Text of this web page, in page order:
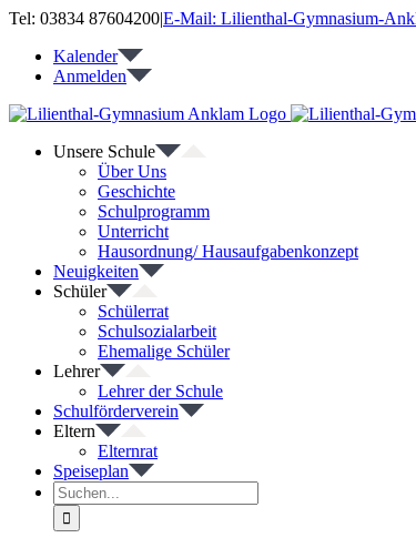
Zum
springen
Tel: 03834 87604200|E-Mail: Lilienthal-Gymnasium-
Kalender
Anmelden
Unsere Schule
Über Uns
Geschichte
Schulprogramm
Unterricht
Hausordnung/ Hausaufgabenkonzept
Neuigkeiten
Schüler
Schülerrat
Schulsozialarbeit
Ehemalige Schüler
Lehrer
Lehrer der Schule
Schulförderverein
Eltern
Elternrat
Speiseplan
Suche
nach: